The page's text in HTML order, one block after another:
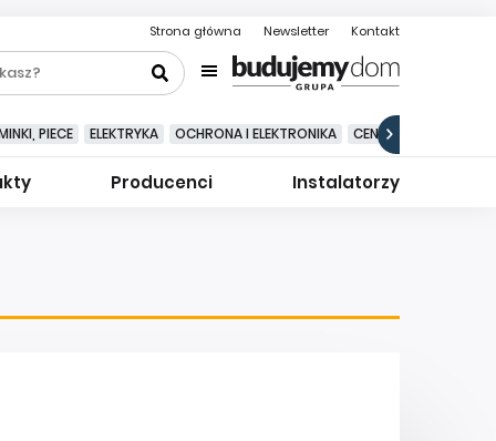
Strona główna Newsletter Kontakt
PIECE ELEKTRYKA OCHRONA I ELEKTRONIKA CENTRALNE
Producenci Instalatorzy